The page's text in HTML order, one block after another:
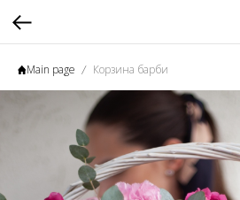
Main page Корзина барби